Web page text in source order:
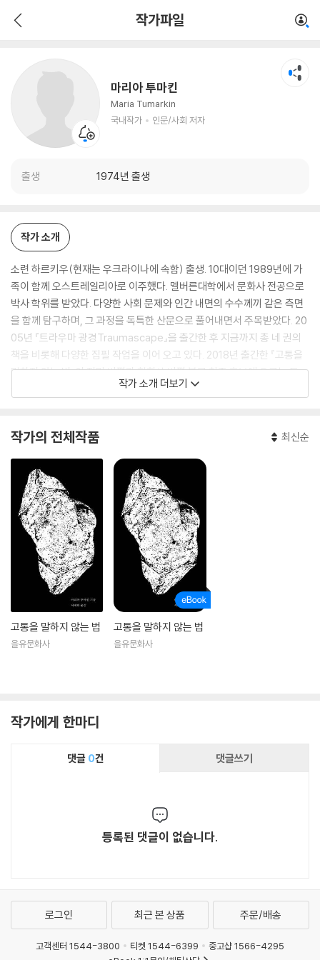
작가파일
마리아 투마킨
Maria Tumarkin
국내작가
인문/사회 저자
출생 1974년 출생
인문/사회 저자
작가 소개
소련 하르키우(현재는 우크라이나에 속함) 출생. 10대이던 1989년에 가
족이 함께 오스트레일리아로 이주했다. 멜버른대학에서 문화사 전공으로
박사 학위를 받았다. 다양한 사회 문제와 인간 내면의 수수께끼 같은 측면
을 함께 탐구하며, 그 과정을 독특한 산문으로 풀어내면서 주목받았다. 20
05년 『트라우마 광경Traumascape』을 출간한 후 지금까지 총 네 권의
책을 비롯해 다양한 집필 작업을 이어 오고 있다. 2018년 출간한 『고통을
말하지 않는 법』이 전미 비평가 협회상 비평 부문 최종 후보에 오르는 등
작가 소개 더보기
작가의 전체작품 최신순
고통을 말하지 않는 법
을유문화사
고통을 말하지 않는 법
을유문화사
작가에게 한마디
댓글 0건 댓글쓰기
등록된 댓글이 없습니다.
로그인 최근 본 상품 주문/배송
고객센터 1544-3800 티켓 1544-6399
중고샵 1566-4295